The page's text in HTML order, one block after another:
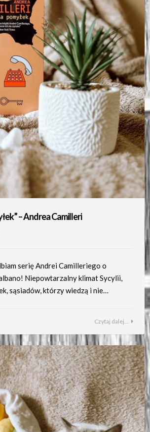
– Andrea Camilleri
serię Andrei Camilleriego o
Niepowtarzalny klimat Sycylii,
sąsiadów, którzy wiedzą i nie…
Czytaj dalej...